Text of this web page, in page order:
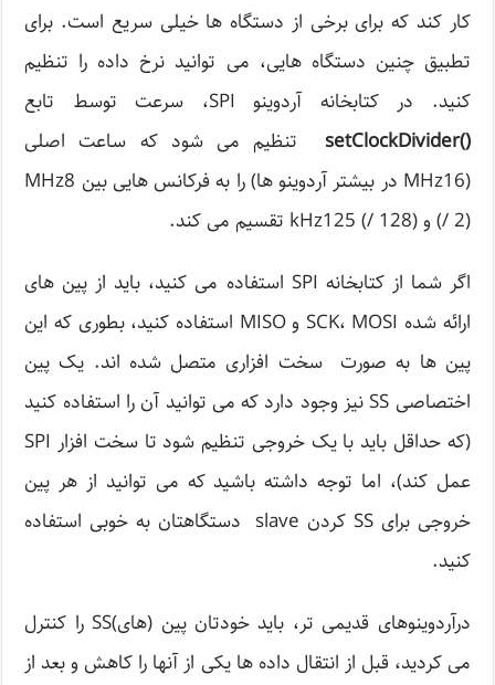
کار کند که برای برخی از دستگاه ها خیلی سریع است. برای
تطبیق چنین دستگاه هایی، می توانید نرخ داده را تنظیم
کنید. در کتابخانه آردوینو SPI، سرعت توسط تابع
()
setClockDivider تنظیم می شود که ساعت اصلی
(MHz16 در بیشتر آردوینو ها) را به فرکانس هایی بین MHz8
(/ 2) و kHz125 (/ 128) تقسیم می کند.
اگر شما از کتابخانه SPI استفاده می کنید، باید از پین های
ارائه شده SCK، MOSI و MISO استفاده کنید، بطوری که این
پین ها به صورت سخت افزاری متصل شده اند. یک پین
اختصاصی SS نیز وجود دارد که می توانید آن را استفاده کنید
(که حداقل باید با یک خروجی تنظیم شود تا سخت افزار SPI
عمل کند)، اما توجه داشته باشید که می توانید از هر پین
خروجی برای SS کردن slave دستگاهتان به خوبی استفاده
کنید.
درآردوینوهای قدیمی تر، باید خودتان پین (های)SS را کنترل
می کردید، قبل از انتقال داده ها یکی از آنها را کاهش و بعد از